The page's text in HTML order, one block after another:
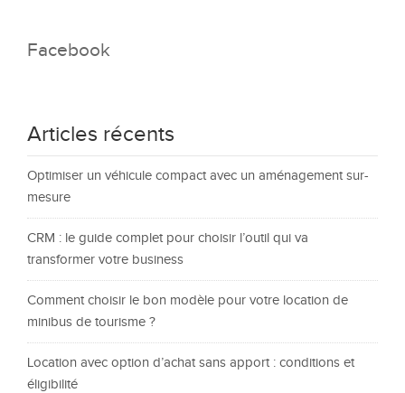
Facebook
Articles récents
Optimiser un véhicule compact avec un aménagement sur-
mesure
CRM : le guide complet pour choisir l’outil qui va
transformer votre business
Comment choisir le bon modèle pour votre location de
minibus de tourisme ?
Location avec option d’achat sans apport : conditions et
éligibilité